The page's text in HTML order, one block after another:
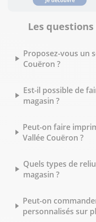
Les
Proposez-vous un
Couëron ?
Est-il possible de
magasin ?
Peut-on faire
Vallée Couëron ?
Quels types de
magasin ?
Peut-on
personnalisés sur